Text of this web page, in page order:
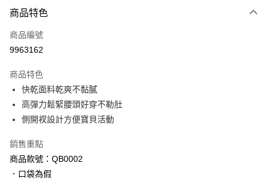
付款後全家取貨
萊爾富取貨付款
付款後萊爾富取貨
每筆NT$60，滿NT$1,000(含以上)免運費
7-11取貨付款
每筆NT$60，滿NT$1,000(含以上)免運費
付款後7-11取貨
每筆NT$60，滿NT$1,000(含以上)免運費
商品特色
商品編號
9963162
商品特色
快乾面料乾爽不黏膩
高彈力鬆緊腰頭好穿不勒肚
側開衩設計方便寶貝活動
銷售重點
商品款號：QB0002
．口袋為假